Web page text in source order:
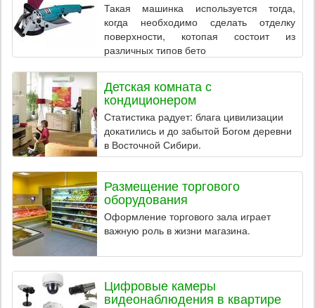
Такая машинка используется тогда,
когда необходимо сделать отделку
поверхности, котопая состоит из
различных типов бето
Детская комната с
кондиционером
Статистика радует: блага цивилизации
докатились и до забытой Богом деревни
в Восточной Сибири.
Размещение торгового
оборудования
Оформление торгового зала играет
важную роль в жизни магазина.
Цифровые камеры
видеонаблюдения в квартире